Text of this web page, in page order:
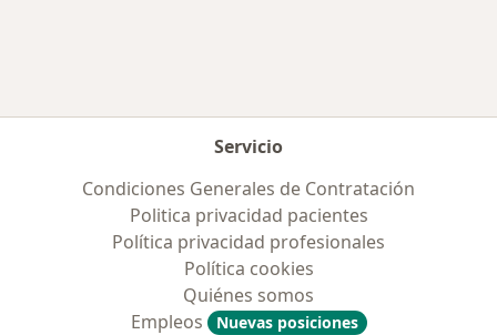
Servicio
Condiciones Generales de Contratación
Politica privacidad pacientes
Política privacidad profesionales
Política cookies
Quiénes somos
Empleos
Nuevas posiciones